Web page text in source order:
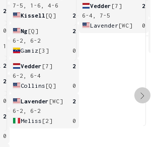
2
0
1
2
2
0
2
0
7-5, 1-6, 4-6
Kissell [Q] 2
Ng [Q]
2
6-2, 6-2
Gamiz [3] 0
Vedder [7]
2
6-2, 6-4
Collins [Q] 0
Lavender [WC]
2
6-2, 6-2
Meliss [2] 0
Vedder [7]
2
6-4, 7-5
Lavender[WC] 0